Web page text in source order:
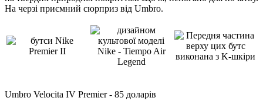
На черзі приємний сюрприз від Umbro.
Umbro Velocita IV Premier - 85 доларів